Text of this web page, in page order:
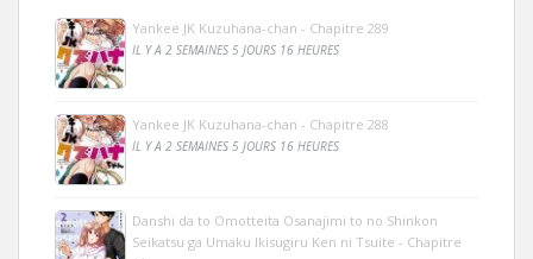
Yankee JK Kuzuhana-chan - Chapitre 289
IL Y A 2 SEMAINES 5 JOURS 16 HEURES
Yankee JK Kuzuhana-chan - Chapitre 288
IL Y A 2 SEMAINES 5 JOURS 16 HEURES
Danshi da to Omotteita Osanajimi to no Shinkon
Seikatsu ga Umaku Ikisugiru Ken ni Tsuite - Chapitre